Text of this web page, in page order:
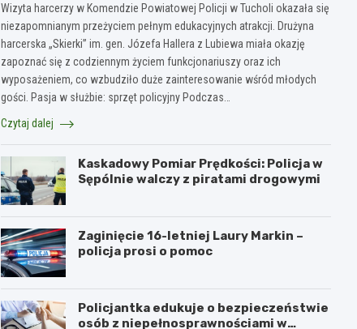
Wizyta harcerzy w Komendzie Powiatowej Policji w Tucholi okazała się
niezapomnianym przeżyciem pełnym edukacyjnych atrakcji. Drużyna
harcerska „Skierki” im. gen. Józefa Hallera z Lubiewa miała okazję
zapoznać się z codziennym życiem funkcjonariuszy oraz ich
wyposażeniem, co wzbudziło duże zainteresowanie wśród młodych
gości. Pasja w służbie: sprzęt policyjny Podczas…
Czytaj dalej
Kaskadowy Pomiar Prędkości: Policja w
Sępólnie walczy z piratami drogowymi
Zaginięcie 16-letniej Laury Markin –
policja prosi o pomoc
Policjantka edukuje o bezpieczeństwie
osób z niepełnosprawnościami w